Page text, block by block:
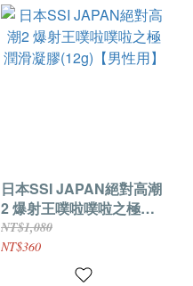
日本SSI JAPAN絕對高潮
2 爆射王噗啦噗啦之極潤
滑凝膠(12g)【男性用】
NT$1,080
NT$360